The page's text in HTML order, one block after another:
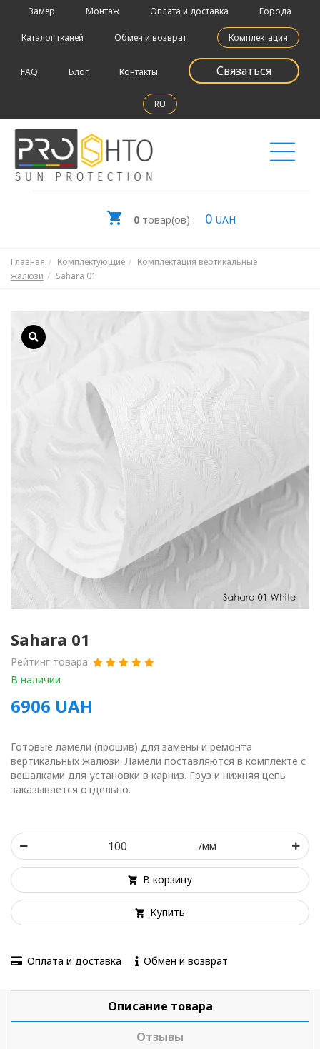
Замер Монтаж Оплата и доставка Города
Каталог тканей Обмен и возврат Комплектация
FAQ Блог Контакты Связаться
RU
0товар(ов) : 0 UAH
Главная Комплектующие
Комплектация вертикальные
жалюзи
Sahara 01
Sahara 01
Рейтинг товара:
В наличии
6906 UAH
Готовые ламели (прошив) для замены и ремонта
вертикальных жалюзи. Ламели поставляются в комплекте с
вешалками для установки в карниз. Груз и нижняя цепь
заказывается отдельно.
/мм
В корзину
Купить
Оплата и доставка Обмен и возврат
Описание товара
Отзывы